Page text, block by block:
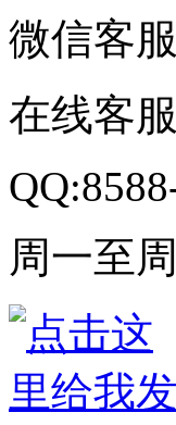
微信客服
在线客服
周一至